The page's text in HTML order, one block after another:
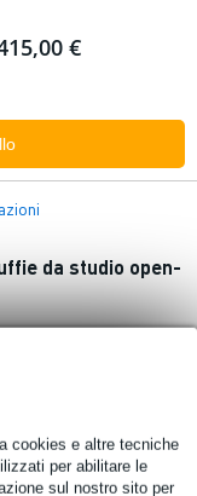
cookies e altre tecniche
per abilitare le
sul nostro sito per
€
da studio open-